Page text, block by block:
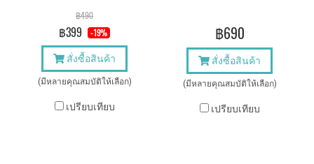
ง่าย เพิ่มความหรูหราให้กับการ
ใช้งาน
฿490
฿399 -19%
สั่งซื้อสินค้า
(มีหลายคุณสมบัติให้เลือก)
เปรียบเทียบ
฿690
สั่งซื้อสินค้า
(มีหลายคุณสมบัติให้เลือก)
เปรียบเทียบ